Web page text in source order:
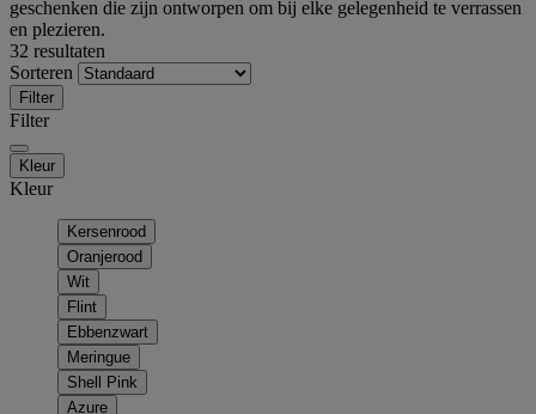
geschenken die zijn ontworpen om bij elke gelegenheid te verrassen
en plezieren.
32 resultaten
Sorteren
Filter
Filter
Kleur
Kleur
Kersenrood
Oranjerood
Wit
Flint
Ebbenzwart
Meringue
Shell Pink
Azure